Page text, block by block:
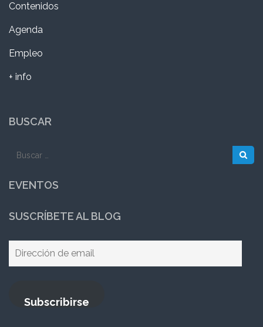
Contenidos
Agenda
Empleo
+ info
BUSCAR
Buscar:
EVENTOS
SUSCRÍBETE AL BLOG
Dirección
Subscribirse